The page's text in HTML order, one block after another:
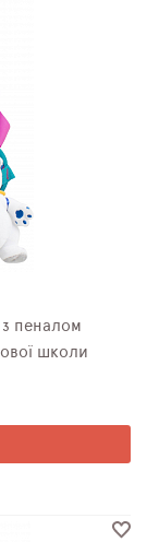
пеналом
школи